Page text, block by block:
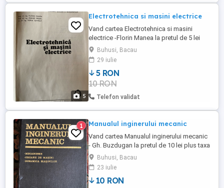
5
Electrotehnica si masini electrice
Vand cartea Electrotehnica si masini
electrice -Florin Manea la pretul de 5 lei
plus taxa de transport prin Posta Romana
cu plata ramburs . Livrare personala in
BACAU , Roman , PIATRA NEAMT si Buhusi
fara taxa de transport .
Buhusi, Bacau
29 iulie
5 RON
10 RON
Telefon validat
1 Manualul inginerului mecanic
Vand cartea Manualul inginerului mecanic
- Gh. Buzdugan la pretul de 10 lei plus taxa
de transport prin Posta Romana cu plata
ramburs . Livrare personala in Bacau,
Roman, PIATRA NEAMT si Buhuşi fara taxa
de transport.
Buhusi, Bacau
23 iulie
10 RON